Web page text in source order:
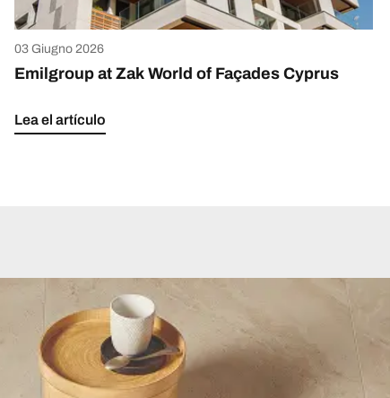
03 Giugno 2026
Emilgroup at Zak World of Façades Cyprus
Lea el artículo